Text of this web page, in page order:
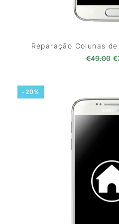
Reparação Colunas
€49.00 €
-20%